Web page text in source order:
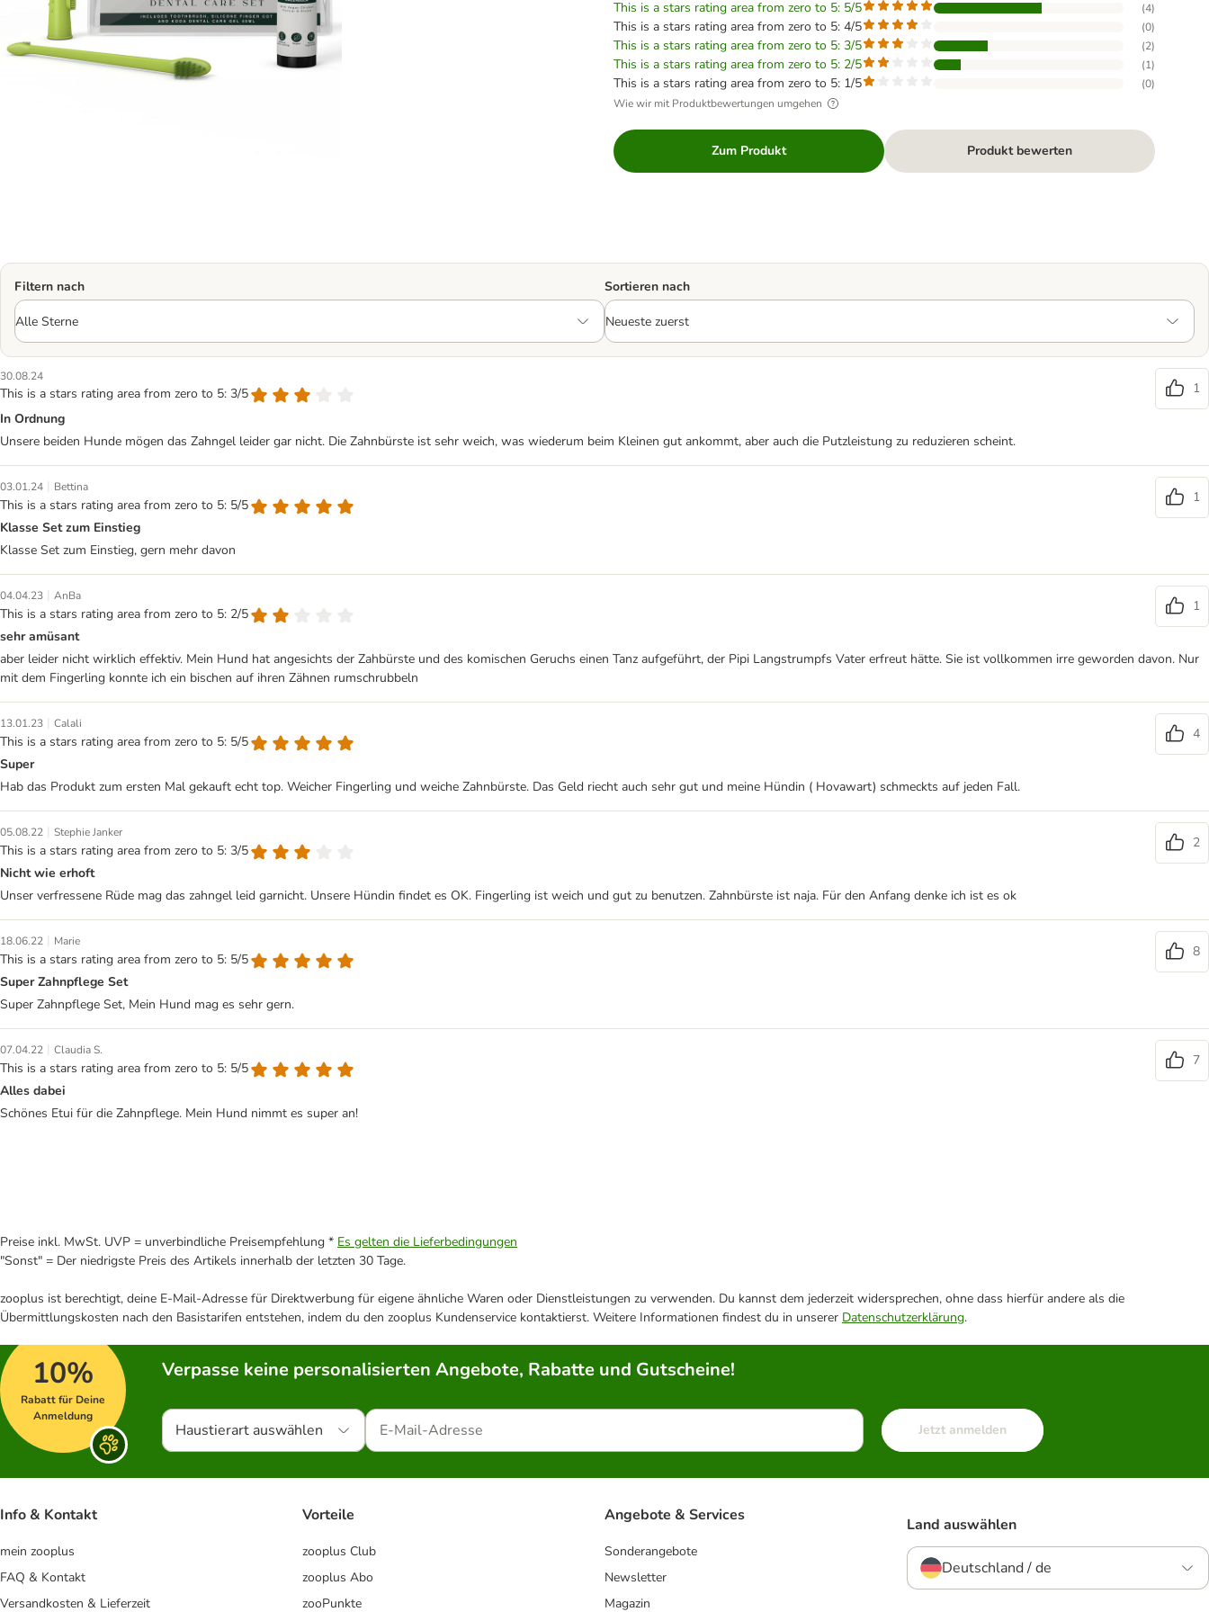
This is a stars rating area from zero to 5: 5/5 (4)
This is a stars rating area from zero to 5: 4/5 (0)
This is a stars rating area from zero to 5: 3/5 (2)
This is a stars rating area from zero to 5: 2/5 (1)
This is a stars rating area from zero to 5: 1/5 (0)
Wie wir mit Produktbewertungen umgehen
Zum Produkt Produkt bewerten
Filtern nach Sortieren nach
30.08.24
This is a stars rating area from zero to 5: 3/5
1
In Ordnung
Unsere beiden Hunde mögen das Zahngel leider gar nicht. Die Zahnbürste ist sehr weich, was wiederum beim Kleinen gut ankommt, aber auch die Putzleistung zu reduzieren scheint.
03.01.24 | Bettina
This is a stars rating area from zero to 5: 5/5
1
Klasse Set zum Einstieg
Klasse Set zum Einstieg, gern mehr davon
04.04.23 | AnBa
This is a stars rating area from zero to 5: 2/5
1
sehr amüsant
aber leider nicht wirklich effektiv. Mein Hund hat angesichts der Zahbürste und des komischen Geruchs einen Tanz aufgeführt, der Pipi Langstrumpfs Vater erfreut hätte. Sie ist vollkommen irre geworden davon. Nur
mit dem Fingerling konnte ich ein bischen auf ihren Zähnen rumschrubbeln
13.01.23 | Calali
This is a stars rating area from zero to 5: 5/5
4
Super
Hab das Produkt zum ersten Mal gekauft echt top. Weicher Fingerling und weiche Zahnbürste. Das Geld riecht auch sehr gut und meine Hündin ( Hovawart) schmeckts auf jeden Fall.
05.08.22 | Stephie Janker
This is a stars rating area from zero to 5: 3/5
2
Nicht wie erhoft
Unser verfressene Rüde mag das zahngel leid garnicht. Unsere Hündin findet es OK. Fingerling ist weich und gut zu benutzen. Zahnbürste ist naja. Für den Anfang denke ich ist es ok
18.06.22 | Marie
This is a stars rating area from zero to 5: 5/5
8
Super Zahnpflege Set
Super Zahnpflege Set, Mein Hund mag es sehr gern.
07.04.22 | Claudia S.
This is a stars rating area from zero to 5: 5/5
7
Alles dabei
Schönes Etui für die Zahnpflege. Mein Hund nimmt es super an!
Preise inkl. MwSt. UVP = unverbindliche Preisempfehlung * Es gelten die Lieferbedingungen
"Sonst" = Der niedrigste Preis des Artikels innerhalb der letzten 30 Tage.
zooplus ist berechtigt, deine E-Mail-Adresse für Direktwerbung für eigene ähnliche Waren oder Dienstleistungen zu verwenden. Du kannst dem jederzeit widersprechen, ohne dass hierfür andere als die
Übermittlungskosten nach den Basistarifen entstehen, indem du den zooplus Kundenservice kontaktierst. Weitere Informationen findest du in unserer Datenschutzerklärung.
10%
Rabatt für Deine
Anmeldung
Verpasse keine personalisierten Angebote, Rabatte und Gutscheine!
Haustierart auswählen Jetzt anmelden
Info & Kontakt
mein zooplus
FAQ & Kontakt
Versandkosten & Lieferzeit
Vorteile
zooplus Club
zooplus Abo
zooPunkte
Angebote & Services
Sonderangebote
Newsletter
Magazin
Land auswählen
Deutschland / de